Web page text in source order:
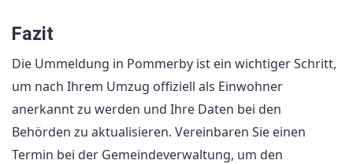
Fazit
Die Ummeldung in Pommerby ist ein wichtiger Schritt,
um nach Ihrem Umzug offiziell als Einwohner
anerkannt zu werden und Ihre Daten bei den
Behörden zu aktualisieren. Vereinbaren Sie einen
Termin bei der Gemeindeverwaltung, um den